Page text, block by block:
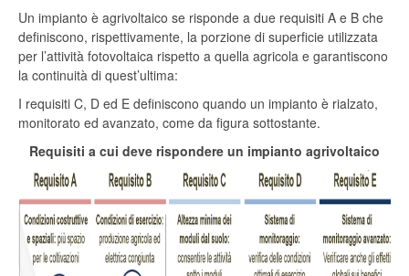
Un impianto è agrivoltaico se risponde a due requisiti A e B che
definiscono, rispettivamente, la porzione di superficie utilizzata
per l’attività fotovoltaica rispetto a quella agricola e garantiscono
la continuità di quest’ultima:
I requisiti C, D ed E definiscono quando un impianto è rialzato,
monitorato ed avanzato, come da figura sottostante.
Requisiti a cui deve rispondere un impianto agrivoltaico